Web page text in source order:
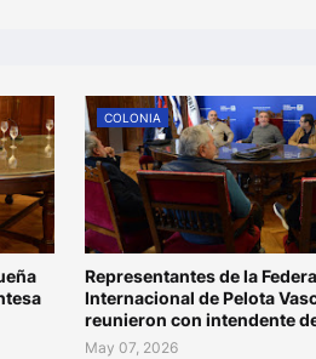
COLONIA
Representantes de la
Internacional de Pelota
reunieron con intendente
May 07, 2026